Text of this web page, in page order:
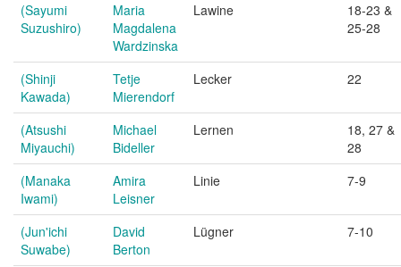
(Sayumi
Suzushiro)
Maria
Magdalena
Wardzinska
Lawine
18-23 &
25-28
(Shinji
Kawada)
Tetje
Mierendorf
Lecker 22
(Atsushi
Miyauchi)
Michael
Bideller
Lernen
18, 27 &
28
(Manaka
Iwami)
Amira
Leisner
Linie 7-9
(Jun'ichi
Suwabe)
David
Berton
Lügner 7-10